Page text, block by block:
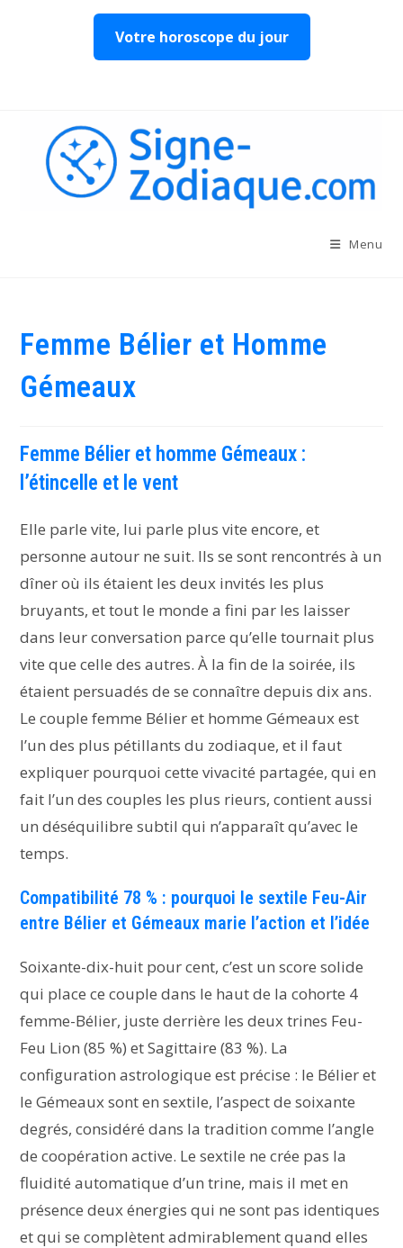
Votre horoscope du jour
Menu
Femme Bélier et Homme
Gémeaux
Femme Bélier et homme Gémeaux :
l’étincelle et le vent
Elle parle vite, lui parle plus vite encore, et
personne autour ne suit. Ils se sont rencontrés à un
dîner où ils étaient les deux invités les plus
bruyants, et tout le monde a fini par les laisser
dans leur conversation parce qu’elle tournait plus
vite que celle des autres. À la fin de la soirée, ils
étaient persuadés de se connaître depuis dix ans.
Le couple femme Bélier et homme Gémeaux est
l’un des plus pétillants du zodiaque, et il faut
expliquer pourquoi cette vivacité partagée, qui en
fait l’un des couples les plus rieurs, contient aussi
un déséquilibre subtil qui n’apparaît qu’avec le
temps.
Compatibilité 78 % : pourquoi le sextile Feu-Air
entre Bélier et Gémeaux marie l’action et l’idée
Soixante-dix-huit pour cent, c’est un score solide
qui place ce couple dans le haut de la cohorte 4
femme-Bélier, juste derrière les deux trines Feu-
Feu Lion (85 %) et Sagittaire (83 %). La
configuration astrologique est précise : le Bélier et
le Gémeaux sont en sextile, l’aspect de soixante
degrés, considéré dans la tradition comme l’angle
de coopération active. Le sextile ne crée pas la
fluidité automatique d’un trine, mais il met en
présence deux énergies qui ne sont pas identiques
et qui se complètent admirablement quand elles